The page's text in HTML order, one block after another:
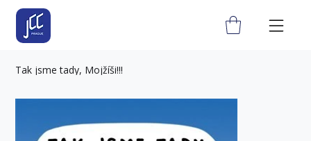
Tak jsme tady, Mojžíši!!!